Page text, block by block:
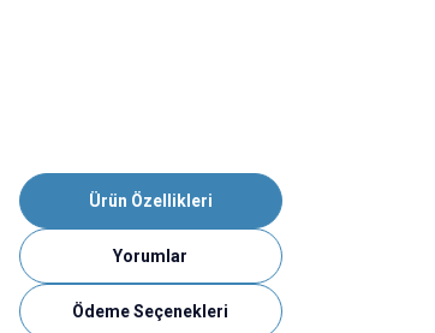
Ürün Özellikleri
Yorumlar
Ödeme Seçenekleri